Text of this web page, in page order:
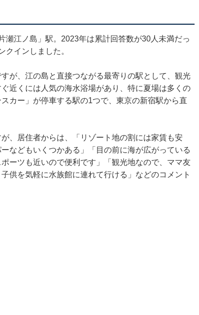
瀬江ノ島」駅。2023年は累計回答数が30人未満だっ
クインしました。
が、江の島と直接つながる最寄りの駅として、観光
近くには人気の海水浴場があり、特に夏場は多くの
カー」が停車する駅の1つで、東京の新宿駅から直
、居住者からは、「リゾート地の割には家賃も安
などもいくつかある」「目の前に海が広がっている
ーツも近いので便利です」「観光地なので、ママ友
供を気軽に水族館に連れて行ける」などのコメント